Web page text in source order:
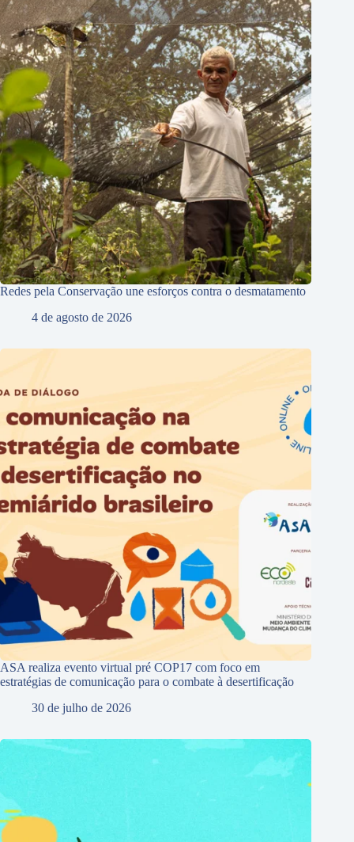
Redes pela Conservação une esforços contra o desmatamento
4 de agosto de 2026
ASA realiza evento virtual pré COP17 com foco em
estratégias de comunicação para o combate à desertificação
30 de julho de 2026